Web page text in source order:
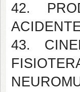
42.
43.